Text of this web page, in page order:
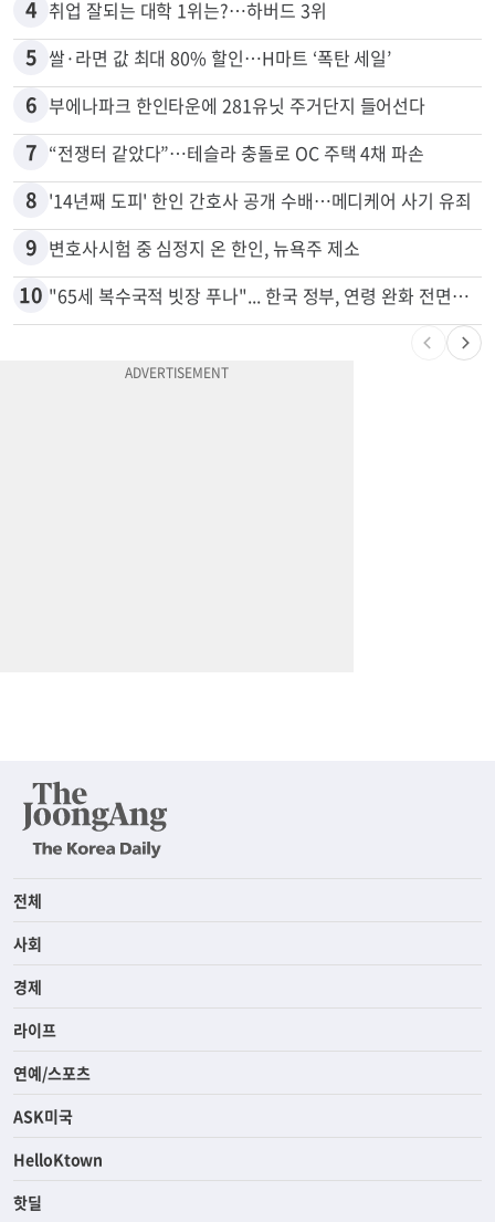
3 5주간 차 안 몰면 최대 600불 지급
4 취업 잘되는 대학 1위는?…하버드 3위
5 쌀·라면 값 최대 80% 할인…H마트 ‘폭탄 세일’
6 부에나파크 한인타운에 281유닛 주거단지 들어선다
7 “전쟁터 같았다”…테슬라 충돌로 OC 주택 4채 파손
8 '14년째 도피' 한인 간호사 공개 수배…메디케어 사기 유죄
9 변호사시험 중 심정지 온 한인, 뉴욕주 제소
"65세 복수국적 빗장 푸나"... 한국 정부, 연령 완화 전면 추진
전체
사회
경제
라이프
연예/스포츠
ASK미국
HelloKtown